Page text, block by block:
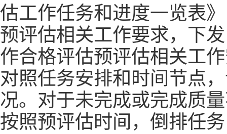
估工作任务和进度一览表
预评估相关工作要求，下
作合格评估预评估相关工
对照任务安排和时间节点
况。对于未完成或完成质
按照预评估时间，倒排任